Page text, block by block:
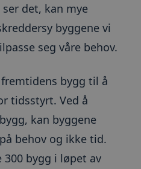
det, kan mye
byggene vi
seg våre behov.
bygg til å
tidsstyrt. Ved å
kan byggene
behov og ikke tid.
bygg i løpet av